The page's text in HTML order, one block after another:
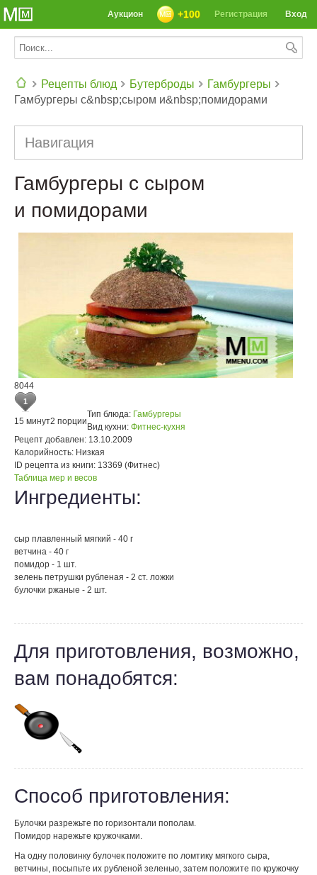
Вход
Регистрация
+100
Аукцион
Рецепты блюд Бутерброды
Гамбургеры
Гамбургеры с&nbsp;сыром и&nbsp;помидорами
Навигация
Гамбургеры с сыром
и помидорами
8044
1
15 минут2 порции
Тип блюда: Гамбургеры
Вид кухни: Фитнес-кухня
Рецепт добавлен: 13.10.2009
Калорийность: Низкая
ID рецепта из книги: 13369 (Фитнес)
Таблица мер и весов
Ингредиенты:
сыр плавленный мягкий - 40 г
ветчина - 40 г
помидор - 1 шт.
зелень петрушки рубленая - 2 ст. ложки
булочки ржаные - 2 шт.
Для приготовления, возможно,
вам понадобятся:
Способ приготовления:
Булочки разрежьте по горизонтали пополам.
Помидор нарежьте кружочками.
На одну половинку булочек положите по ломтику мягкого сыра,
ветчины, посыпьте их рубленой зеленью, затем положите по кружочку